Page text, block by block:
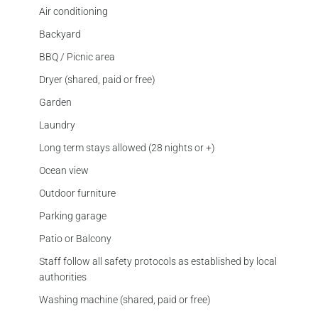
Air conditioning
Backyard
BBQ / Picnic area
Dryer (shared, paid or free)
Garden
Laundry
Long term stays allowed (28 nights or +)
Ocean view
Outdoor furniture
Parking garage
Patio or Balcony
Staff follow all safety protocols as established by local
authorities
Washing machine (shared, paid or free)